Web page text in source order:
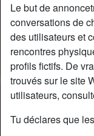
Le but de
conversations de
des utilisateurs et
rencontres
profils fictifs. De
trouvés sur le site
utilisateurs,
Tu déclares que
starAjouter